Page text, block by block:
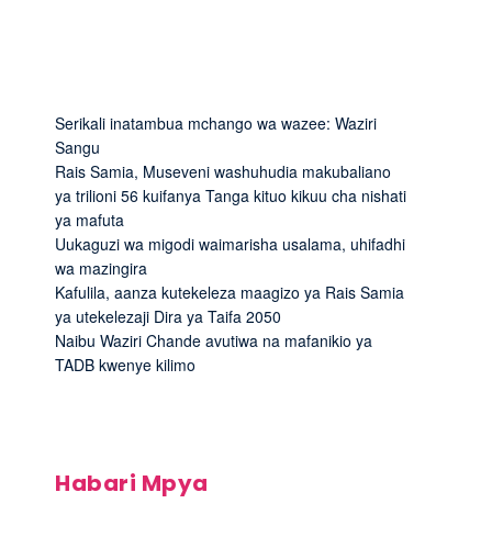
Serikali inatambua mchango wa wazee: Waziri
Sangu
Rais Samia, Museveni washuhudia makubaliano
ya trilioni 56 kuifanya Tanga kituo kikuu cha nishati
ya mafuta
Uukaguzi wa migodi waimarisha usalama, uhifadhi
wa mazingira
Kafulila, aanza kutekeleza maagizo ya Rais Samia
ya utekelezaji Dira ya Taifa 2050
Naibu Waziri Chande avutiwa na mafanikio ya
TADB kwenye kilimo
Habari Mpya